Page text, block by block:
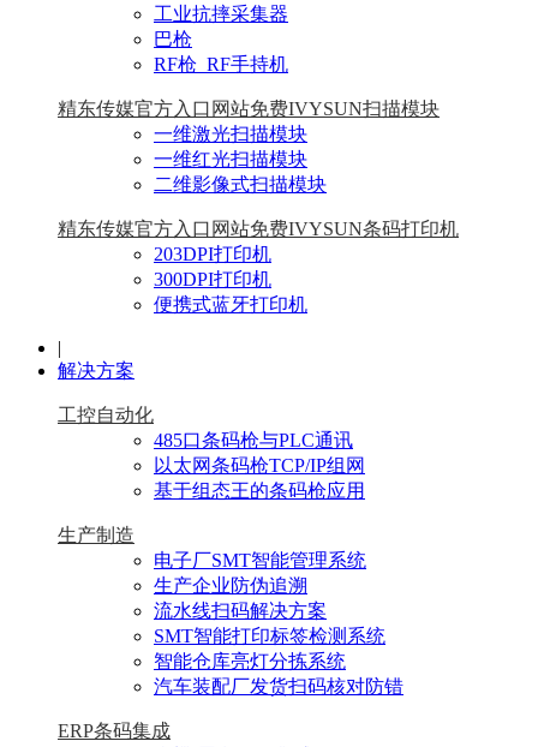
工业抗摔采集器
巴枪
RF枪_RF手持机
精东传媒官方入口网站免费IVYSUN扫描模块
一维激光扫描模块
一维红光扫描模块
二维影像式扫描模块
精东传媒官方入口网站免费IVYSUN条码打印机
203DPI打印机
300DPI打印机
便携式蓝牙打印机
|
解决方案
工控自动化
485口条码枪与PLC通讯
以太网条码枪TCP/IP组网
基于组态王的条码枪应用
生产制造
电子厂SMT智能管理系统
生产企业防伪追溯
流水线扫码解决方案
SMT智能打印标签检测系统
智能仓库亮灯分拣系统
汽车装配厂发货扫码核对防错
ERP条码集成